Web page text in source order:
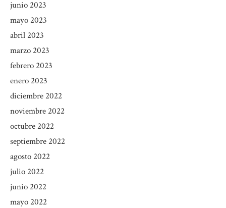
junio 2023
mayo 2023
abril 2023
marzo 2023
febrero 2023
enero 2023
diciembre 2022
noviembre 2022
octubre 2022
septiembre 2022
agosto 2022
julio 2022
junio 2022
mayo 2022